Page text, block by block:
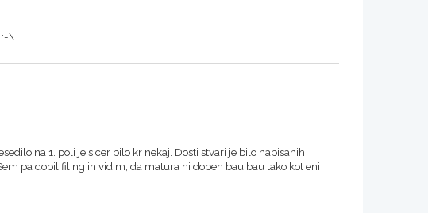
:-\
na 1. poli je sicer bilo kr nekaj. Dosti stvari je bilo napisanih
pa dobil filing in vidim, da matura ni doben bau bau tako kot eni